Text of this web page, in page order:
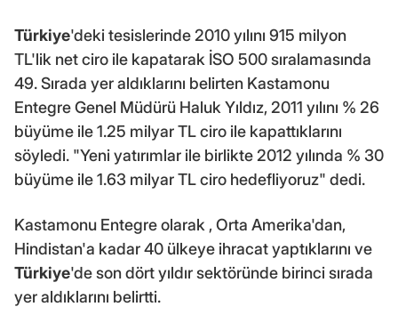
Türkiye'deki tesislerinde 2010 yılını 915 milyon
TL'lik net ciro ile kapatarak İSO 500 sıralamasında
49. Sırada yer aldıklarını belirten Kastamonu
Entegre Genel Müdürü Haluk Yıldız, 2011 yılını % 26
büyüme ile 1.25 milyar TL ciro ile kapattıklarını
söyledi. "Yeni yatırımlar ile birlikte 2012 yılında % 30
büyüme ile 1.63 milyar TL ciro hedefliyoruz" dedi.
Kastamonu Entegre olarak , Orta Amerika'dan,
Hindistan'a kadar 40 ülkeye ihracat yaptıklarını ve
Türkiye'de son dört yıldır sektöründe birinci sırada
yer aldıklarını belirtti.